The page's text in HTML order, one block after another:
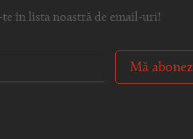
în lista noastră de email-uri!
Mă abonez